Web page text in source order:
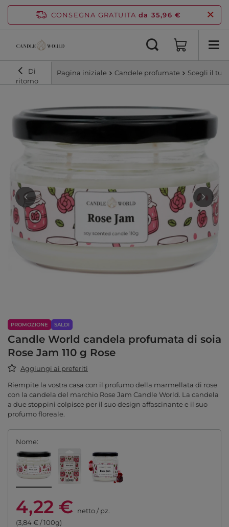
CONSEGNA GRATUITA da 35,96 €
Di
ritorno
Pagina iniziale Candele profumate Scegli il tuo
PROMOZIONE SALDI
Candle World candela profumata di soia
Rose Jam 110 g Rose
Aggiungi ai preferiti
Riempite la vostra casa con il profumo della marmellata di rose
con la candela del marchio Rose Jam Candle World. La candela
a due stoppini colpisce per il suo design affascinante e il suo
profumo floreale.
Nome
4,22 € netto/pz.
(3,84 € / 100g)